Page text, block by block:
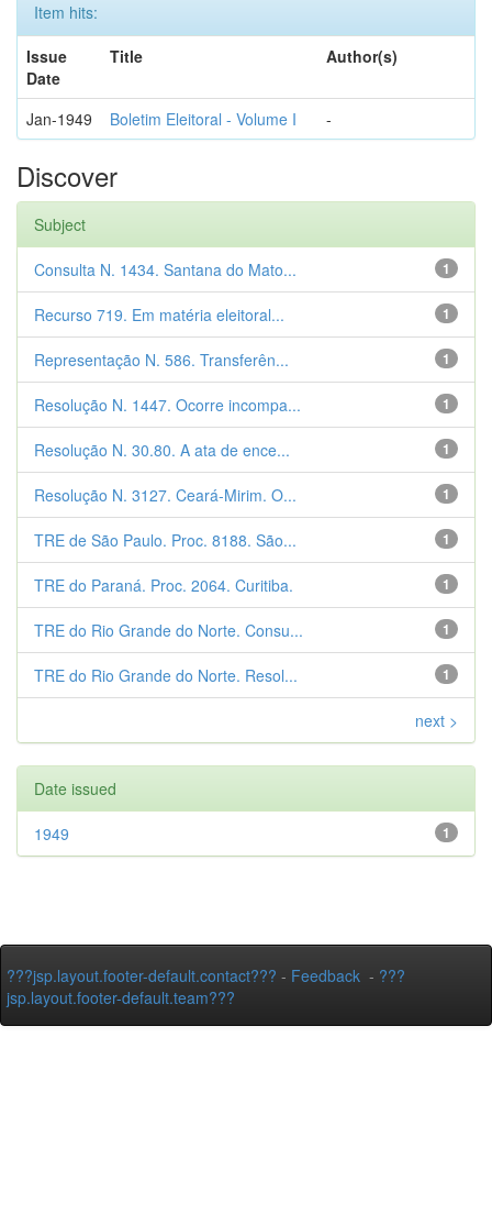
Item hits:
Issue
Date
Title Author(s)
Jan-1949 Boletim Eleitoral - Volume I -
Discover
Subject
1
Consulta N. 1434. Santana do Mato...
1
Recurso 719. Em matéria eleitoral...
1
Representação N. 586. Transferên...
1
Resolução N. 1447. Ocorre incompa...
1
Resolução N. 30.80. A ata de ence...
1
Resolução N. 3127. Ceará-Mirim. O...
1
TRE de São Paulo. Proc. 8188. São...
1
TRE do Paraná. Proc. 2064. Curitiba.
1
TRE do Rio Grande do Norte. Consu...
1
TRE do Rio Grande do Norte. Resol...
next >
Date issued
1
1949
???jsp.layout.footer-default.contact??? - Feedback - ???
jsp.layout.footer-default.team???